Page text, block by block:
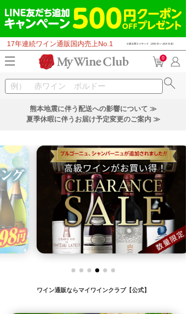
17年連続ワイン通販国内売上No.1
0
熊本地震に伴う配送への影響について ≫
夏季休暇に伴うお届け予定変更のご案内 ≫
ワイン通販ならマイワインクラブ【公式】